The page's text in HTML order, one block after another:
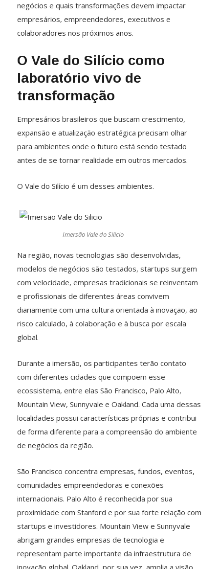
negócios e quais transformações devem impactar
empresários, empreendedores, executivos e
colaboradores nos próximos anos.
O Vale do Silício como
laboratório vivo de
transformação
Empresários brasileiros que buscam crescimento,
expansão e atualização estratégica precisam olhar
para ambientes onde o futuro está sendo testado
antes de se tornar realidade em outros mercados.
O Vale do Silício é um desses ambientes.
Imersão Vale do Silicio
Na região, novas tecnologias são desenvolvidas,
modelos de negócios são testados, startups surgem
com velocidade, empresas tradicionais se reinventam
e profissionais de diferentes áreas convivem
diariamente com uma cultura orientada à inovação, ao
risco calculado, à colaboração e à busca por escala
global.
Durante a imersão, os participantes terão contato
com diferentes cidades que compõem esse
ecossistema, entre elas São Francisco, Palo Alto,
Mountain View, Sunnyvale e Oakland. Cada uma dessas
localidades possui características próprias e contribui
de forma diferente para a compreensão do ambiente
de negócios da região.
São Francisco concentra empresas, fundos, eventos,
comunidades empreendedoras e conexões
internacionais. Palo Alto é reconhecida por sua
proximidade com Stanford e por sua forte relação com
startups e investidores. Mountain View e Sunnyvale
abrigam grandes empresas de tecnologia e
representam parte importante da infraestrutura de
inovação global. Oakland, por sua vez, amplia a visão